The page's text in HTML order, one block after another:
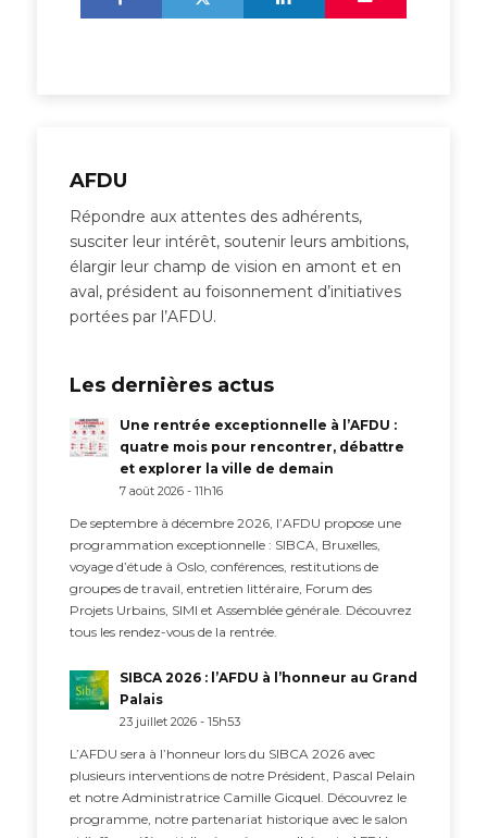
AFDU
Répondre aux attentes des adhérents,
susciter leur intérêt, soutenir leurs ambitions,
élargir leur champ de vision en amont et en
aval, président au foisonnement d’initiatives
portées par l’AFDU.
Les dernières actus
Une rentrée exceptionnelle à l’AFDU :
quatre mois pour rencontrer, débattre
et explorer la ville de demain
7 août 2026 - 11h16
De septembre à décembre 2026, l’AFDU propose une
programmation exceptionnelle : SIBCA, Bruxelles,
voyage d’étude à Oslo, conférences, restitutions de
groupes de travail, entretien littéraire, Forum des
Projets Urbains, SIMI et Assemblée générale. Découvrez
tous les rendez-vous de la rentrée.
SIBCA 2026 : l’AFDU à l’honneur au Grand
Palais
23 juillet 2026 - 15h53
L’AFDU sera à l’honneur lors du SIBCA 2026 avec
plusieurs interventions de notre Président, Pascal Pelain
et notre Administratrice Camille Gicquel. Découvrez le
programme, notre partenariat historique avec le salon